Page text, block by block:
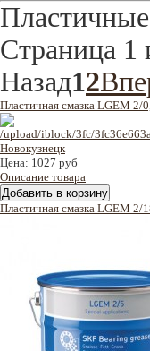
Страница 1
Назад12
Пластичная смазка LGEM 2/
Цена: 1027 руб
Описание товара
Пластичная смазка LGEM 2/